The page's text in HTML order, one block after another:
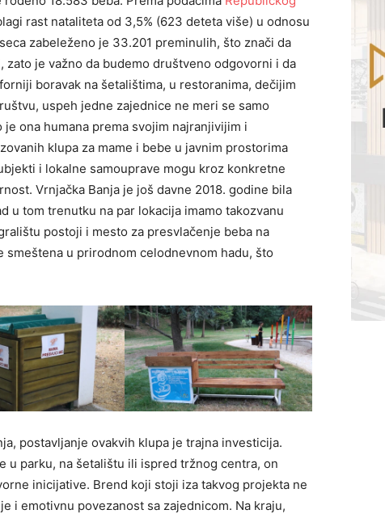
rast nataliteta od 3,5% (623 deteta više) u odnosu
zabeleženo je 33.201 preminulih, što znači da
je važno da budemo društveno odgovorni i da
boravak na šetalištima, u restoranima, dečijim
uspeh jedne zajednice ne meri se samo
ona humana prema svojim najranjivijim i
klupa za mame i bebe u javnim prostorima
i lokalne samouprave mogu kroz konkretne
Vrnjačka Banja je još davne 2018. godine bila
u tom trenutku na par lokacija imamo takozvanu
postoji i mesto za presvlačenje beba na
u prirodnom celodnevnom hadu, što
postavljanje ovakvih klupa je trajna investicija.
u parku, na šetalištu ili ispred tržnog centra, on
inicijative. Brend koji stoji iza takvog projekta ne
i emotivnu povezanost sa zajednicom. Na kraju,